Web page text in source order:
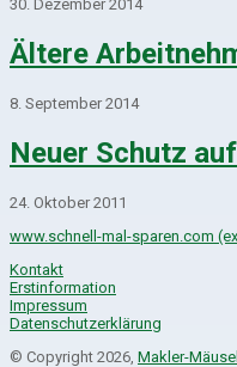
30. Dezember 2014
Ältere
8. September 2014
Neuer Schutz
24. Oktober 2011
www.schnell-mal-sparen.com
Kontakt
Erstinformation
Impressum
Datenschutzerklärung
© Copyright 2026, Makler-